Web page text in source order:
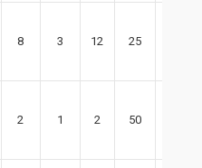
8 3 12 25
2 1 2 50